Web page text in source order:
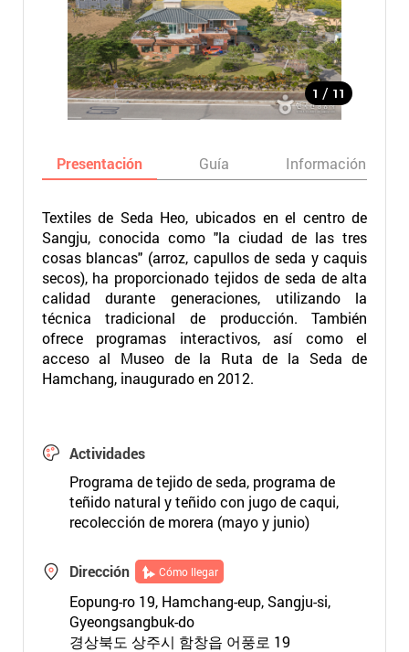
1 / 11
Presentación Guía Información
Textiles de Seda Heo, ubicados en el centro de
Sangju, conocida como "la ciudad de las tres
cosas blancas" (arroz, capullos de seda y caquis
secos), ha proporcionado tejidos de seda de alta
calidad durante generaciones, utilizando la
técnica tradicional de producción. También
ofrece programas interactivos, así como el
acceso al Museo de la Ruta de la Seda de
Hamchang, inaugurado en 2012.
Actividades
Programa de tejido de seda, programa de
teñido natural y teñido con jugo de caqui,
recolección de morera (mayo y junio)
Dirección Cómo llegar
Eopung-ro 19, Hamchang-eup, Sangju-si,
Gyeongsangbuk-do
경상북도 상주시 함창읍 어풍로 19